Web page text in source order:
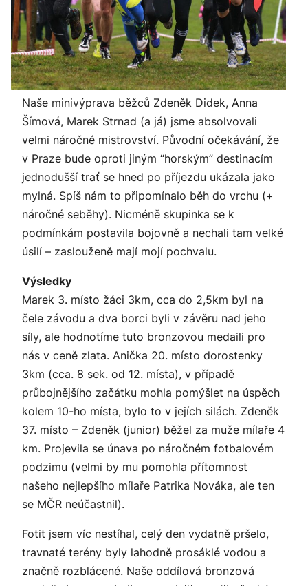
Naše minivýprava běžců Zdeněk Didek, Anna
Šímová, Marek Strnad (a já) jsme absolvovali
velmi náročné mistrovství. Původní očekávání, že
v Praze bude oproti jiným “horským” destinacím
jednodušší trať se hned po příjezdu ukázala jako
mylná. Spíš nám to připomínalo běh do vrchu (+
náročné seběhy). Nicméně skupinka se k
podmínkám postavila bojovně a nechali tam velké
úsilí – zaslouženě mají mojí pochvalu.
Výsledky
Marek 3. místo žáci 3km, cca do 2,5km byl na
čele závodu a dva borci byli v závěru nad jeho
síly, ale hodnotíme tuto bronzovou medaili pro
nás v ceně zlata. Anička 20. místo dorostenky
3km (cca. 8 sek. od 12. místa), v případě
průbojnějšího začátku mohla pomýšlet na úspěch
kolem 10-ho místa, bylo to v jejích silách. Zdeněk
37. místo – Zdeněk (junior) běžel za muže mílaře 4
km. Projevila se únava po náročném fotbalovém
podzimu (velmi by mu pomohla přítomnost
našeho nejlepšího mílaře Patrika Nováka, ale ten
se MČR neúčastnil).
Fotit jsem víc nestíhal, celý den vydatně pršelo,
travnaté terény byly lahodně prosáklé vodou a
značně rozblácené. Naše oddílová bronzová